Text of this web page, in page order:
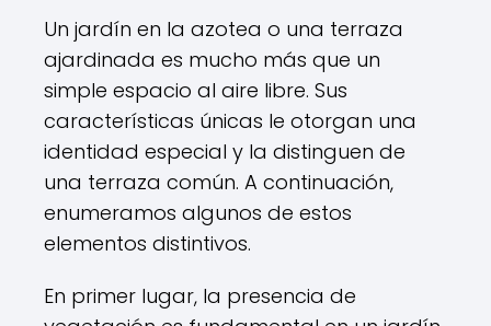
Un jardín en la azotea o una terraza
ajardinada es mucho más que un
simple espacio al aire libre. Sus
características únicas le otorgan una
identidad especial y la distinguen de
una terraza común. A continuación,
enumeramos algunos de estos
elementos distintivos.
En primer lugar, la presencia de